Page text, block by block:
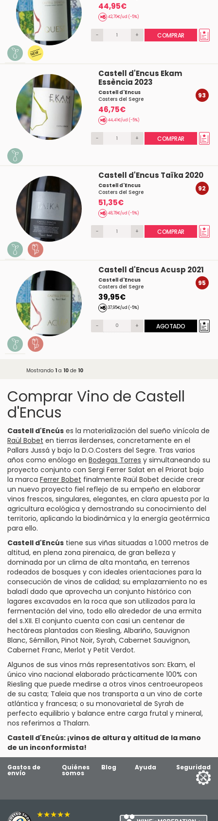
44,95€
42,70€/ud (-5%)
- + COMPRAR
Castell d'Encus Ekam
Essència 2023
Castell d'Encus
Costers del Segre
46,75€
44,41€/ud (-5%)
93
- + COMPRAR
Castell d'Encus Taïka 2020
Castell d'Encus
Costers del Segre
51,35€
48,78€/ud (-5%)
92
- + COMPRAR
Castell d'Encus Acusp 2021
Castell d'Encus
Costers del Segre
39,95€
37,95€/ud (-5%)
95
- + AGOTADO
Mostrando 1a 10de 10
Comprar Vino de Castell
d'Encus
Castell d'Encús es la materialización del sueño vinícola de
Raül Bobet en tierras ilerdenses, concretamente en el
Pallars Jussá y bajo la D.O.Costers del Segre. Tras varios
años como enólogo en Bodegas Torres y simultaneando su
proyecto conjunto con Sergi Ferrer Salat en el Priorat bajo
la marca Ferrer Bobet finalmente Raül Bobet decide crear
un nuevo proyecto fiel reflejo de su empeño en elaborar
vinos frescos, singulares, elegantes, en clara apuesta por la
agricultura ecológica y demostrando su conocimiento del
territorio, aplicando la biodinámica y la energía geotérmica
para ello.
Castell d'Encús tiene sus viñas situadas a 1.000 metros de
altitud, en plena zona pirenaica, de gran belleza y
dominada por un clima de alta montaña, en terrenos
rodeados de bosques y con ideales orientaciones para la
consecución de vinos de calidad; su emplazamiento no es
baladí dado que aprovecha un conjunto histórico con
lagares excavados en la roca que son utilizados para la
fermentación del vino, todo ello alrededor de una ermita
del s.XII. El conjunto cuenta con casi un centenar de
hectáreas plantadas con Riesling, Albariño, Sauvignon
Blanc, Sémillon, Pinot Noir, Syrah, Cabernet Sauvignon,
Cabernet Franc, Merlot y Petit Verdot.
Algunos de sus vinos más representativos son: Ekam, el
único vino nacional elaborado prácticamente 100% con
Riesling que puede medirse a otros vinos centroeuropeos
de su casta; Taleia que nos transporta a un vino de corte
atlántica y francesa; o su monovarietal de Syrah de
perfecto equilibrio y balance entre carga frutal y mineral,
nos referimos a Thalarn.
Castell d'Encús: ¡vinos de altura y altitud de la mano
de un inconformista!
Gastos de
envío
Quiénes
somos
Blog Ayuda Seguridad
★★★★★